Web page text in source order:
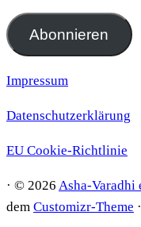
Mail-
AdresseAbonnieren
Impressum
Datenschutzerklärung
EU Cookie-Richtlinie
· © 2026 Asha-Varadhi
dem Customizr-Theme ·